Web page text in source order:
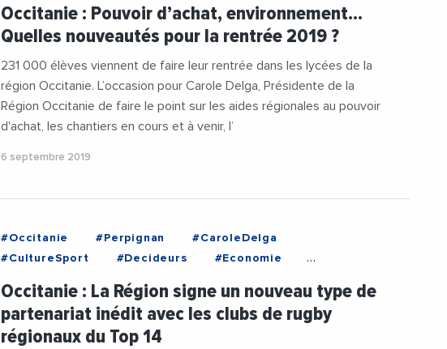
#Montpellier
#Occitanie
#RegionOccitanie1
#RentreeScolaire
#Videos
Occitanie : Pouvoir d’achat, environnement…
Quelles nouveautés pour la rentrée 2019 ?
231 000 élèves viennent de faire leur rentrée dans les lycées de la
région Occitanie. L’occasion pour Carole Delga, Présidente de la
Région Occitanie de faire le point sur les aides régionales au pouvoir
d'achat, les chantiers en cours et à venir, l’
6 septembre 2019
#Occitanie #Perpignan
#CaroleDelga
#CultureSport
#Decideurs
#Economie
#RegionOccitanie
#RegionOccitanie1
#Rugby
#Videos
Occitanie : La Région signe un nouveau type de
partenariat inédit avec les clubs de rugby
régionaux du Top 14